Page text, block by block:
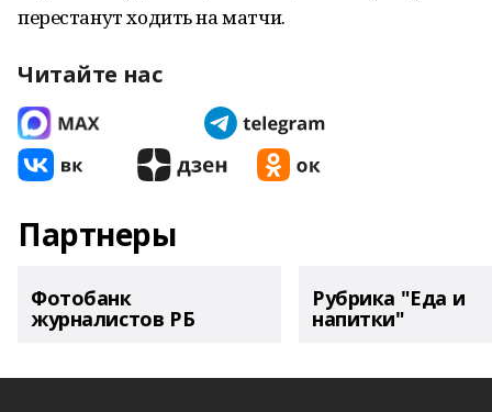
перестанут ходить на матчи.
Читайте нас
Партнеры
Фотобанк
журналистов РБ
Рубрика "Еда и
напитки"